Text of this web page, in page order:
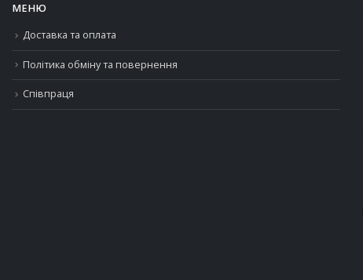
МЕНЮ
Доставка та оплата
Політика обміну та повернення
Співпраця